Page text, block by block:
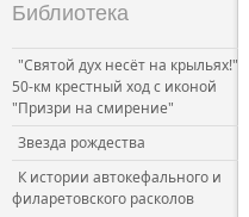
Библиотека
"Святой дух несёт на крыльях!"
50-км крестный ход с иконой
"Призри на смирение"
Звезда рождества
К истории автокефального и
филаретовского расколов